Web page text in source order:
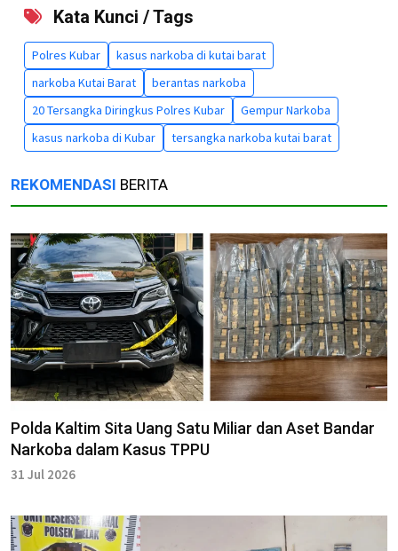
Kata Kunci / Tags
Polres Kubar
kasus narkoba di kutai barat
narkoba Kutai Barat
berantas narkoba
20 Tersangka Diringkus Polres Kubar
Gempur Narkoba
kasus narkoba di Kubar
tersangka narkoba kutai barat
REKOMENDASI BERITA
Polda Kaltim Sita Uang Satu Miliar dan Aset Bandar
Narkoba dalam Kasus TPPU
31 Jul 2026